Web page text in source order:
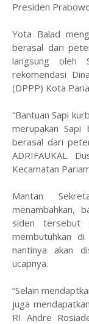
Presiden
Yota Balad
berasal dari
langsung oleh
rekomendasi
(DPPP) Kota
“Bantuan Sapi
merupakan
berasal dari
ADRIFAUKAL
Kecamatan
Mantan
menambahkan,
siden tersebut
membutuhkan
nantinya akan
ucapnya.
“Selain
juga
RI Andre